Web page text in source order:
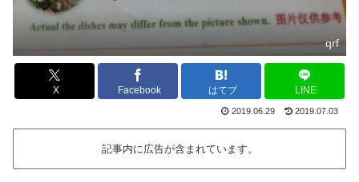
qrf
X Facebook はてブ LINE
2019.06.29 2019.07.03
記事内に広告が含まれています。